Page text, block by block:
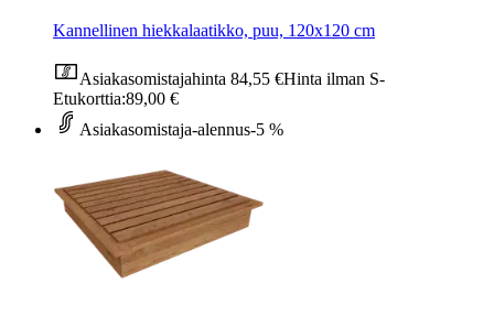
Kannellinen hiekkalaatikko, puu, 120x120 cm
Asiakasomistajahinta 84,55 €Hinta ilman S-
Etukorttia:89,00 €
Asiakasomistaja-alennus-5 %